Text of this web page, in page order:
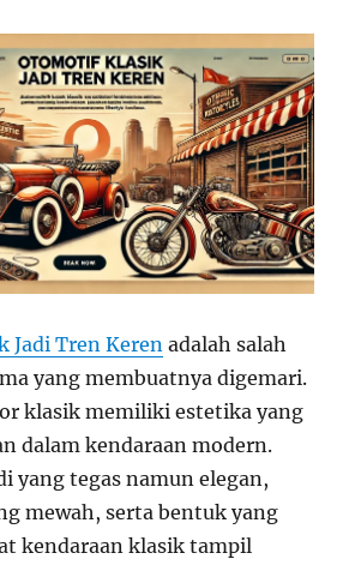
Jadi Tren Keren adalah salah
yang membuatnya digemari.
klasik memiliki estetika yang
dalam kendaraan modern.
yang tegas namun elegan,
mewah, serta bentuk yang
kendaraan klasik tampil